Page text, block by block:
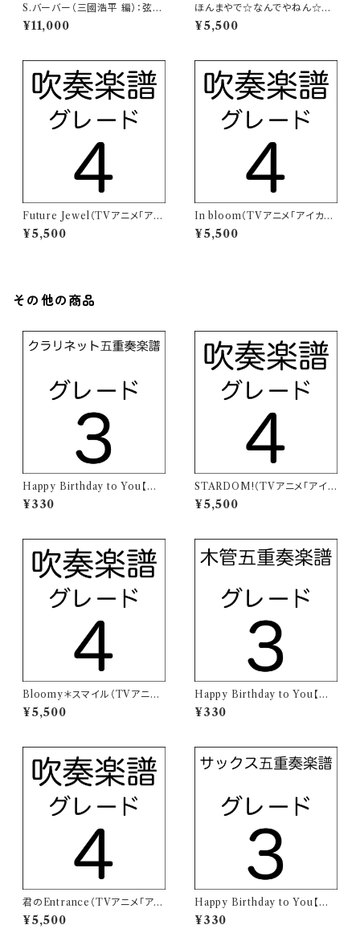
S.バーバー（三國浩平 編）：弦楽
のためのアダージョ【吹奏楽譜】
¥11,000
ほんまやで☆なんでやねん☆し
らんけど（モナキ）【吹奏楽譜】
¥5,500
Future Jewel（TVアニメ「アイ
カツオンパレード！」挿入歌）【吹
奏楽譜】
¥5,500
In bloom（TVアニメ「アイカツ
オンパレード！」挿入歌）【吹奏楽
譜】
¥5,500
その他の商品
Happy Birthday to You【クラ
リネット三重奏楽譜】
¥330
STARDOM!（TVアニメ「アイカ
ツスターズ！」主題歌）【吹奏楽
譜】
¥5,500
Bloomy＊スマイル（TVアニメ
「アイカツプラネット！」主題歌）
【吹奏楽譜】
¥5,500
Happy Birthday to You【木
管五重奏楽譜】
¥330
君のEntrance（TVアニメ「アイ
カツオンパレード！」主題歌）【吹
奏楽譜】
¥5,500
Happy Birthday to You【サ
クソフォーン五重奏楽譜】
¥330